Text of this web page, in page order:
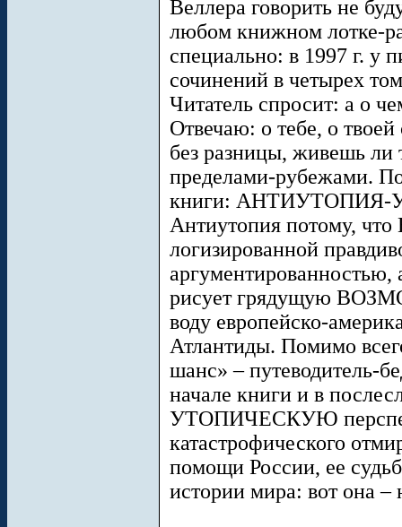
Веллера говорить не
любом книжном лотке-
специально: в 1997 г. у
сочинений в четырех
Читатель спросит: а о
Отвечаю: о тебе, о
без разницы, живешь ли
пределами-рубежами.
книги: АНТИУТОПИЯ-
Антиутопия потому, что
логизированной
аргументированностью,
рисует грядущую
воду европейско-
Атлантиды. Помимо
шанс» – путеводитель-
начале книги и в
УТОПИЧЕСКУЮ
катастрофического
помощи России, ее
истории мира: вот она